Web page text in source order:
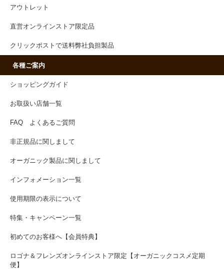
アウトレット
直営オンラインストア限定品
クリックポストで送料弊社負担製品
各種ご案内
ショッピングガイド
お取扱い店舗一覧
FAQ よくあるご質問
非正規品に関しまして
オーガニック製品に関しまして
インフォメーション一覧
使用期限の表示について
特集・キャンペーン一覧
初めてのお客様へ【会員特典】
ロゴナ＆フレンズオンラインストア限定【オーガニックコスメ定期
便】